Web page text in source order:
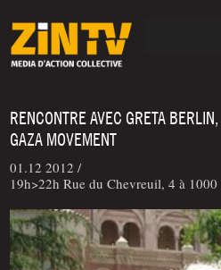
RENCONTRE AVEC GRETA
GAZA MOVEMENT
01.12 2012 /
19h>22h Rue du Chevreuil, 4 à